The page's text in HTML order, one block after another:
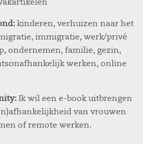
kinderen, verhuizen naar het
immigratie, werk/privé
ondernemen, familie, gezin,
werken, online
Ik wil een e-book uitbrengen
van vrouwen
of remote werken.